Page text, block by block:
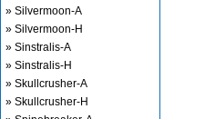
» Silvermoon-A
» Silvermoon-H
» Sinstralis-A
» Sinstralis-H
» Skullcrusher-A
» Skullcrusher-H